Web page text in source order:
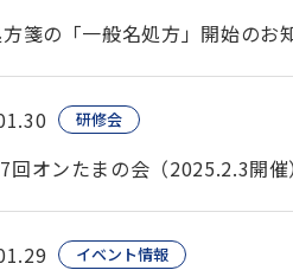
箋の「一般名処方」開始のお
研修会
回オンたまの会（2025.2.3開催
イベント情報